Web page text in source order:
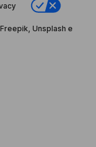
Unsplash e